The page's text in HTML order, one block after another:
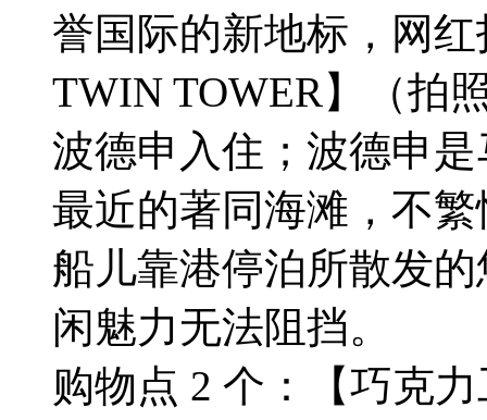
誉国际的新地标，网
TWIN TOWER】（拍
波德申入住；波德申
最近的著同海滩，不
船儿靠港停泊所散发
闲魅力无法阻挡。
购物点 2 个：【巧克